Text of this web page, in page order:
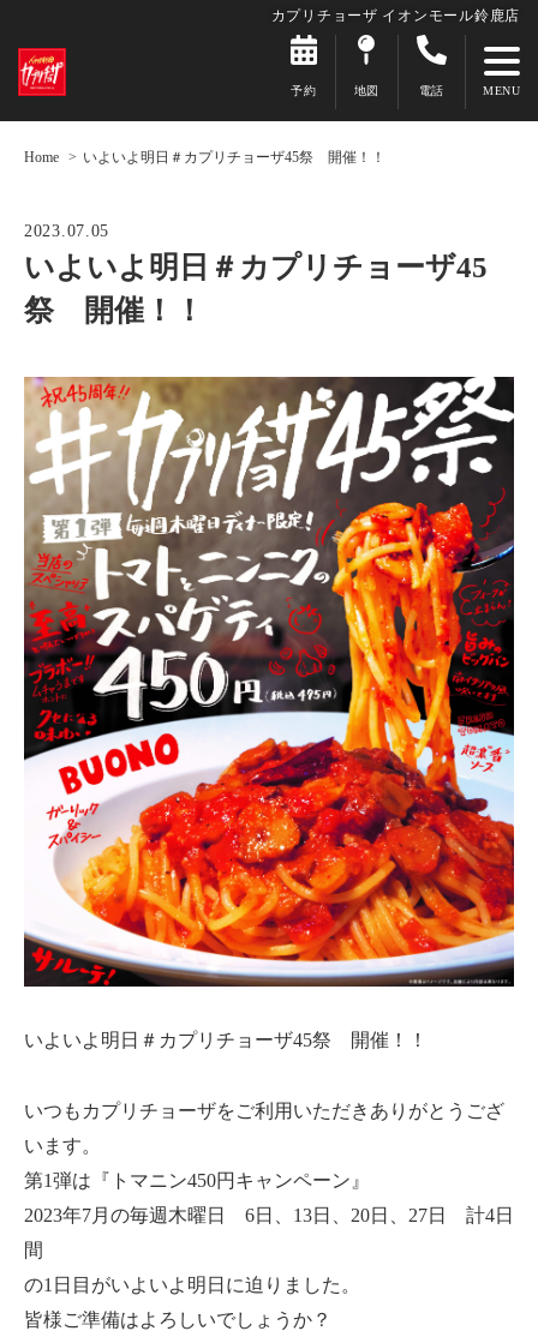
カプリチョーザ イオンモール鈴鹿店
予約 地図 電話
Home いよいよ明日＃カプリチョーザ45祭 開催！！
2023.07.05
いよいよ明日＃カプリチョーザ45
祭 開催！！
いよいよ明日＃カプリチョーザ45祭 開催！！
いつもカプリチョーザをご利用いただきありがとうござ
います。
第1弾は『トマニン450円キャンペーン』
2023年7月の毎週木曜日 6日、13日、20日、27日 計4日
間
の1日目がいよいよ明日に迫りました。
皆様ご準備はよろしいでしょうか？